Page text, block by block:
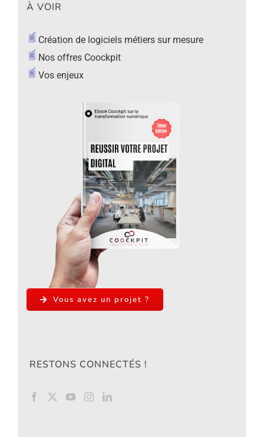
À VOIR
Création de logiciels métiers sur mesure
Nos offres Coockpit
Vos enjeux
Vous avez un projet ?
RESTONS CONNECTÉS !